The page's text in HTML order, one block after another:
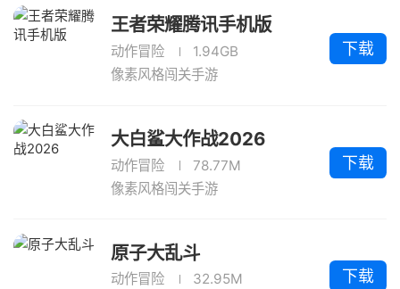
王者荣耀腾讯手机版
动作冒险
1.94GB
像素风格闯关手游
下载
大白鲨大作战2026
动作冒险
78.77M
像素风格闯关手游
下载
原子大乱斗
动作冒险
32.95M
下载